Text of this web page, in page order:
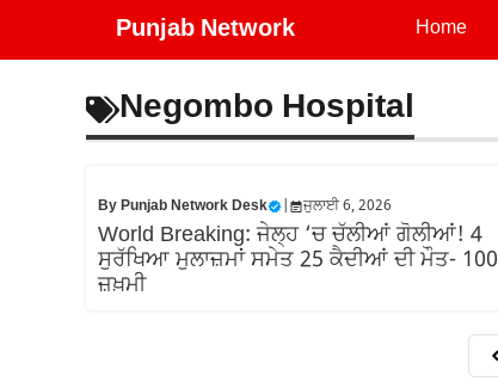
Punjab Network Home
Negombo Hospital
ByPunjab Network Desk ਜੁਲਾਈ 6, 2026
World Breaking: ਜੇਲ੍ਹ ‘ਚ ਚੱਲੀਆਂ ਗੋਲੀਆਂ! 4
ਸੁਰੱਖਿਆ ਮੁਲਾਜ਼ਮਾਂ ਸਮੇਤ 25 ਕੈਦੀਆਂ ਦੀ ਮੌਤ- 100
ਜ਼ਖ਼ਮੀ